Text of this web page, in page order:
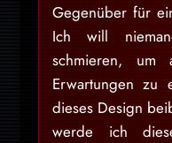
Gegenüber für
Ich will
schmieren, um
Erwartungen zu
dieses Design
werde ich